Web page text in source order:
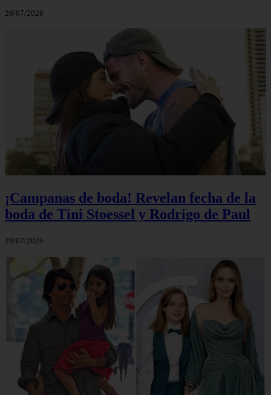
29/07/2026
¡Campanas de boda! Revelan fecha de la
boda de Tini Stoessel y Rodrigo de Paul
29/07/2026